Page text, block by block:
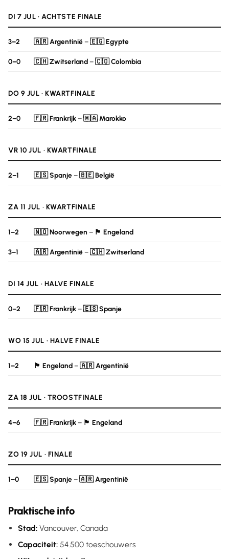
DI 7 JUL · ACHTSTE FINALE
3–2 🇦🇷 Argentinië–🇪🇬 Egypte
0–0 🇨🇭 Zwitserland–🇨🇴 Colombia
DO 9 JUL · KWARTFINALE
2–0 🇫🇷 Frankrijk–🇲🇦 Marokko
VR 10 JUL · KWARTFINALE
2–1 🇪🇸 Spanje–🇧🇪 België
ZA 11 JUL · KWARTFINALE
1–2 🇳🇴 Noorwegen – 🏴󠁧󠁢󠁥󠁮󠁧󠁿 Engeland
3–1 🇦🇷 Argentinië–🇨🇭 Zwitserland
DI 14 JUL · HALVE FINALE
0–2 🇫🇷 Frankrijk–🇪🇸 Spanje
WO 15 JUL · HALVE FINALE
1–2 🏴󠁧󠁢󠁥󠁮󠁧󠁿 Engeland–🇦🇷 Argentinië
ZA 18 JUL · TROOSTFINALE
4–6 🇫🇷 Frankrijk– 🏴󠁧󠁢󠁥󠁮󠁧󠁿 Engeland
ZO 19 JUL · FINALE
1–0 🇪🇸 Spanje–🇦🇷 Argentinië
Praktische info
Stad: Vancouver, Canada
Capaciteit: 54.500 toeschouwers